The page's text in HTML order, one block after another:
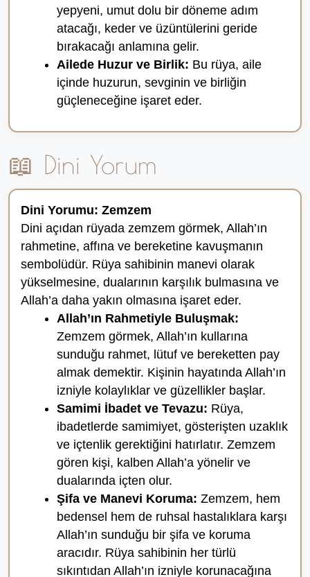
yepyeni, umut dolu bir döneme adım
atacağı, keder ve üzüntülerini geride
bırakacağı anlamına gelir.
Ailede Huzur ve Birlik: Bu rüya, aile
içinde huzurun, sevginin ve birliğin
güçleneceğine işaret eder.
📖 Dini Yorum
Dini Yorumu: Zemzem
Dini açıdan rüyada zemzem görmek, Allah’ın
rahmetine, affına ve bereketine kavuşmanın
sembolüdür. Rüya sahibinin manevi olarak
yükselmesine, dualarının karşılık bulmasına ve
Allah’a daha yakın olmasına işaret eder.
Allah’ın Rahmetiyle Buluşmak:
Zemzem görmek, Allah’ın kullarına
sunduğu rahmet, lütuf ve bereketten pay
almak demektir. Kişinin hayatında Allah’ın
izniyle kolaylıklar ve güzellikler başlar.
Samimi İbadet ve Tevazu: Rüya,
ibadetlerde samimiyet, gösterişten uzaklık
ve içtenlik gerektiğini hatırlatır. Zemzem
gören kişi, kalben Allah’a yönelir ve
dualarında içten olur.
Şifa ve Manevi Koruma: Zemzem, hem
bedensel hem de ruhsal hastalıklara karşı
Allah’ın sunduğu bir şifa ve koruma
aracıdır. Rüya sahibinin her türlü
sıkıntıdan Allah’ın izniyle korunacağına